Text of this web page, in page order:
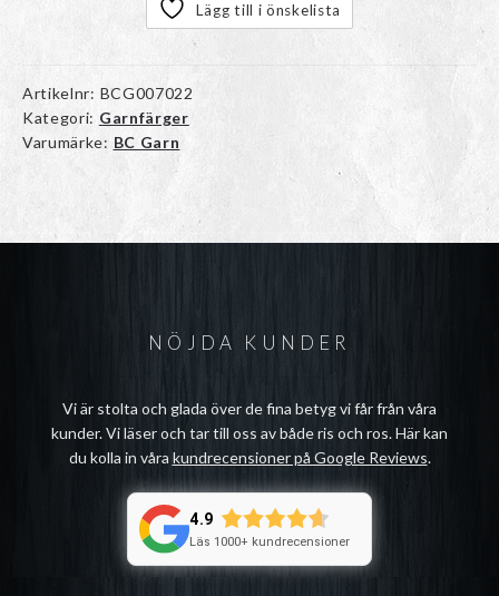
Lägg till i önskelista
Artikelnr: BCG007022
Kategori: Garnfärger
Varumärke: BC Garn
NÖJDA KUNDER
Vi är stolta och glada över de fina betyg vi får från våra
kunder. Vi läser och tar till oss av både ris och ros. Här kan
du kolla in våra kundrecensioner på Google Reviews.
4.9
Läs 1000+ kundrecensioner